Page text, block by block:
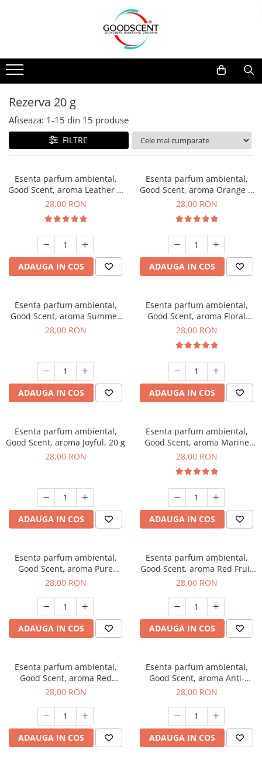
Pachete Promo
Dispozitive de Parfumare
Esente Parfum Ambiental
Rezerve Spray Good Scent
Odorizant cu Pulverizator
Site Pisoar
Dispozitive de Parfumare Ambientală
Auto
Rezidențiale
Comerciale
Industriale (HVAC)
Esente Parfum Ambiental
Mostre
Rezerva 10 g
Rezerva 20 g
Rezerva 100 g
Rezerva 200 g
Rezerva 500 g
Rezerva 20 g
Afiseaza: 1-15 din 15 produse
FILTRE
Esenta parfum ambiental,
Good Scent, aroma Leather &
Black Oudh, 20 g
28,00 RON
ADAUGA IN COS
Esenta parfum ambiental,
Good Scent, aroma Orange &
Fresh Cinnamon, 20 g
28,00 RON
ADAUGA IN COS
Esenta parfum ambiental,
Good Scent, aroma Summer
Melon, 20 g
28,00 RON
ADAUGA IN COS
Esenta parfum ambiental,
Good Scent, aroma Floral
Bouquet, 20 g
28,00 RON
ADAUGA IN COS
Esenta parfum ambiental,
Good Scent, aroma Joyful, 20 g
28,00 RON
ADAUGA IN COS
Esenta parfum ambiental,
Good Scent, aroma Marine
Breeze, 20 g
28,00 RON
ADAUGA IN COS
Esenta parfum ambiental,
Good Scent, aroma Pure
White Musc, 20 g
28,00 RON
ADAUGA IN COS
Esenta parfum ambiental,
Good Scent, aroma Red Fruit
Bubble, 20 g
28,00 RON
ADAUGA IN COS
Esenta parfum ambiental,
Good Scent, aroma Red
Grapes, 20 g
28,00 RON
ADAUGA IN COS
Esenta parfum ambiental,
Good Scent, aroma Anti-
Tobacco, 20 g
28,00 RON
ADAUGA IN COS